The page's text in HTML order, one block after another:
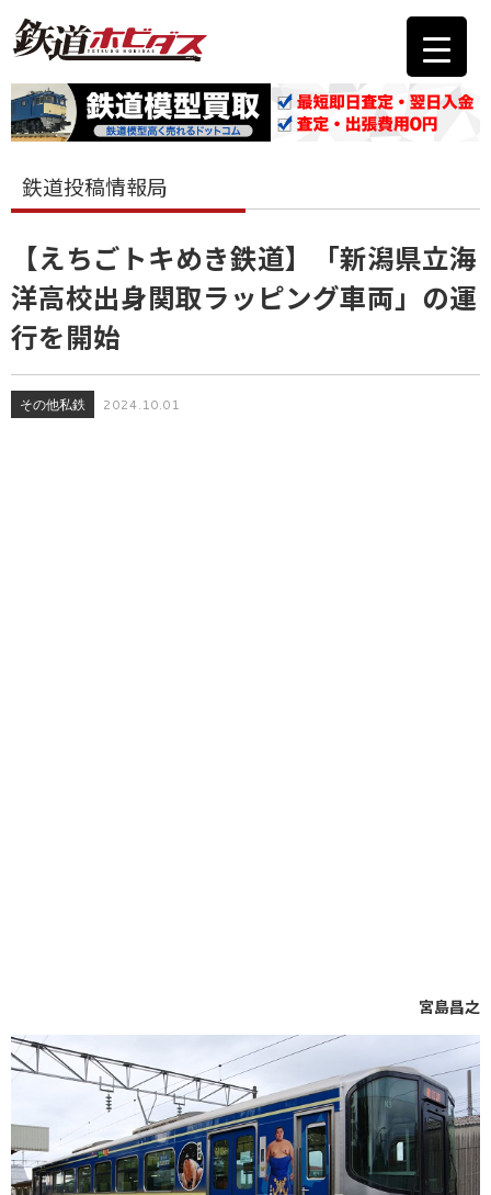
鉄道投稿情報局
【えちごトキめき鉄道】「新潟県立海
洋高校出身関取ラッピング車両」の運
行を開始
その他私鉄 2024.10.01
宮島昌之